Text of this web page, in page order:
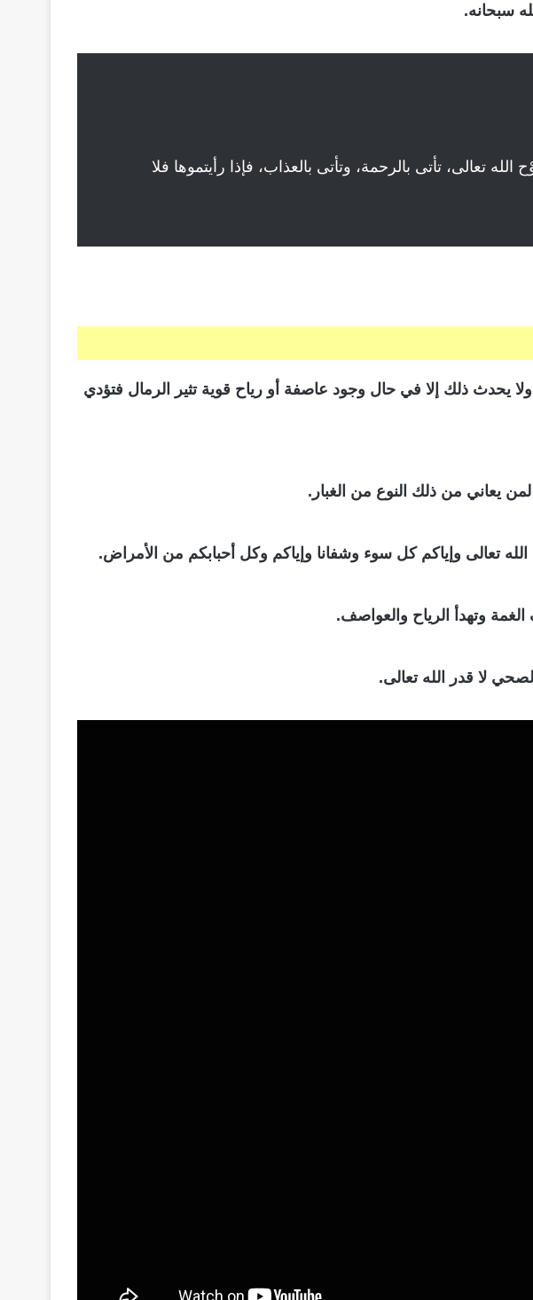
سبحانه.
تأتى بالرحمة، وتأتى بالعذاب، فإذا رأيتموها فلا
يحدث ذلك إلا في حال وجود عاصفة أو رياح قوية تثير الرمال فتؤدي
يعاني من ذلك النوع من الغبار.
تعالى وإياكم كل سوء وشفانا وإياكم وكل أحبابكم من الأمراض.
وتهدأ الرياح والعواصف.
لا قدر الله تعالى.